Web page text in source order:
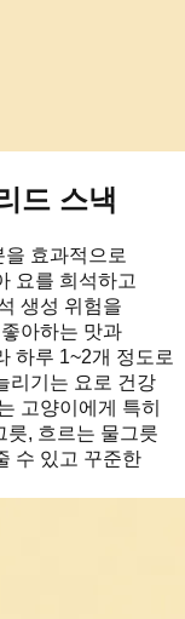
드 스낵
효과적으로
요를 희석하고
생성 위험을
아하는 맛과
하루 1~2개 정도로
리기는 요로 건강
고양이에게 특히
릇, 흐르는 물그릇
수 있고 꾸준한